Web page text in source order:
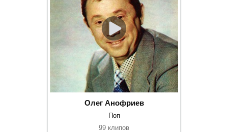
Олег Анофриев
Поп
99 клипов